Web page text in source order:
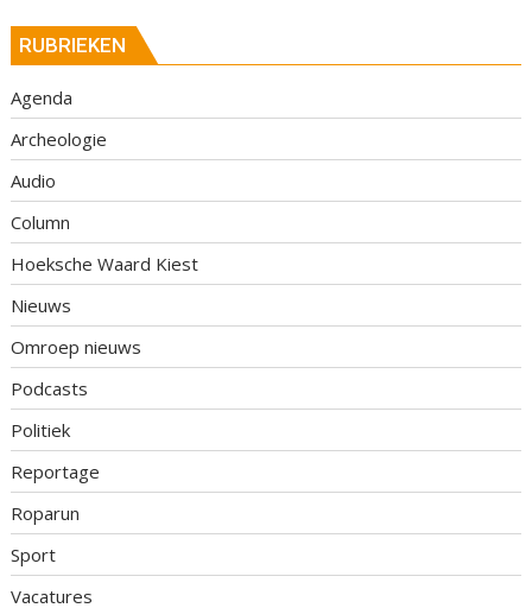
RUBRIEKEN
Agenda
Archeologie
Audio
Column
Hoeksche Waard Kiest
Nieuws
Omroep nieuws
Podcasts
Politiek
Reportage
Roparun
Sport
Vacatures